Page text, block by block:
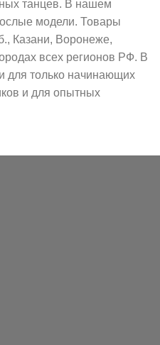
танцев. В нашем
модели. Товары
Казани, Воронеже,
всех регионов РФ. В
для только начинающих
и для опытных